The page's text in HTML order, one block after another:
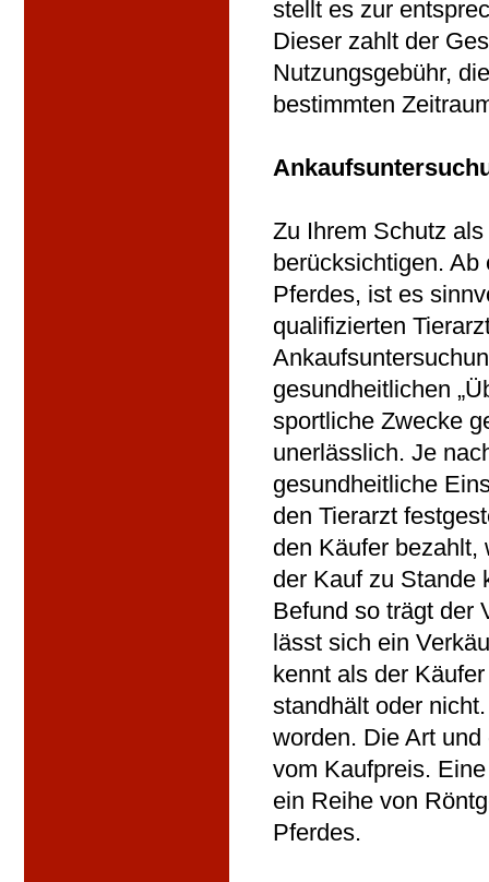
stellt es zur
Dieser zahlt der
Nutzungsgebühr,
bestimmten
Zu Ihrem Schutz
berücksichtigen.
Pferdes, ist es
qualifizierten
gesundheitlichen
sportliche Zwecke
unerlässlich. Je
gesundheitliche
den Tierarzt
den Käufer bezahlt,
der Kauf zu Stande
Befund so trägt der
lässt sich ein
kennt als der
standhält oder
worden. Die Art
vom Kaufpreis.
ein Reihe von
Pferdes.